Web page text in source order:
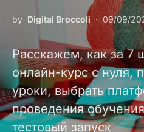
by Digital Broccoli 09/09/
Расскажем, как за 7
онлайн-курс с нуля,
уроки, выбрать
проведения
тестовый запуск